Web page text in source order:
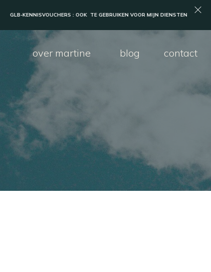
contact
blog
over martine